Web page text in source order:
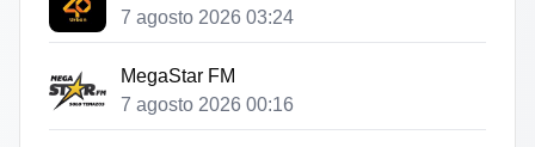
7 agosto 2026 03:24
MegaStar FM
7 agosto 2026 00:16